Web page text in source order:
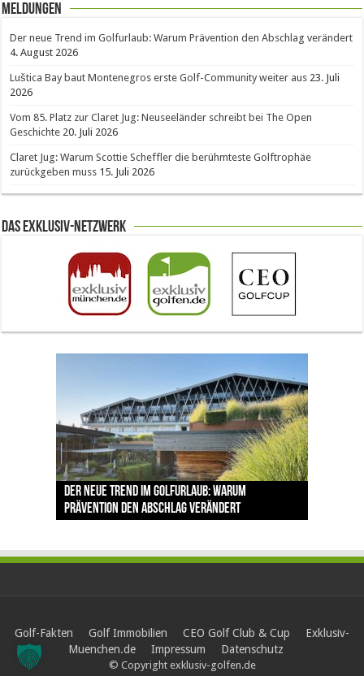
Meldungen
Der neue Trend im Golfurlaub: Warum Prävention den Abschlag verändert
4. August 2026
Luštica Bay baut Montenegros erste Golf-Community weiter aus 23. Juli
2026
Vom 85. Platz zur Claret Jug: Neuseeländer schreibt bei The Open
Geschichte 20. Juli 2026
Claret Jug: Warum Scottie Scheffler die berühmteste Golftrophäe
zurückgeben muss 15. Juli 2026
Das Exklusiv-Netzwerk
Der neue Trend im Golfurlaub: Warum
Prävention den Abschlag verändert
Luštica Bay baut Montenegros erste Golf-
Community weiter aus
Vom 85. Platz zur Claret Jug: Neuseeländer
schreibt bei The Open Geschichte
Claret Jug: Warum Scottie Scheffler die
berühmteste Golftrophäe zurückgeben muss
The Open 2026 in Royal Birkdale: Warum der
traditionsreiche Linksplatz zu den größten
Herausforderungen im Golfsport zählt
Golf-Fakten Golf Immobilien CEO Golf Club & Cup
Exklusiv-
Muenchen.de
Impressum Datenschutz
© Copyright exklusiv-golfen.de